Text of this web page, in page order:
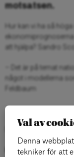
motsatsen.
Hur kan vi ha så
ekonomiprognoserna
att hjälpa? Sandro
– Det är på temat
något i modellerna
Feldbaum
Kategorier:
Val av
Denna
tekniker för att